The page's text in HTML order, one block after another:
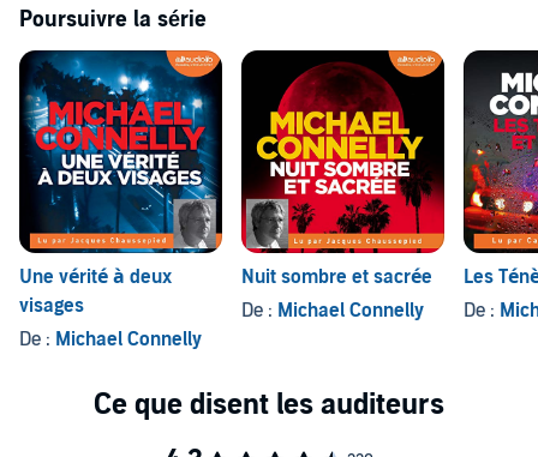
Poursuivre la série
Une vérité à deux
visages
De : Michael Connelly
Nuit sombre et sacrée
De : Michael Connelly
Les
De :